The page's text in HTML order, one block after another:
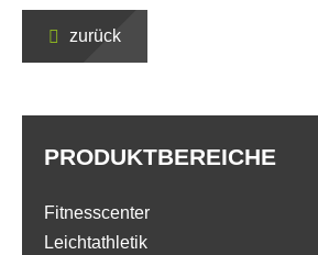
zurück
PRODUKTBEREICHE
Fitnesscenter
Leichtathletik